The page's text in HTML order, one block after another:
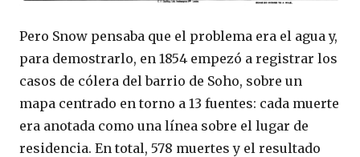
Pero Snow pensaba que el problema era el agua y,
para demostrarlo, en 1854 empezó a registrar los
casos de cólera del barrio de Soho, sobre un
mapa centrado en torno a 13 fuentes: cada muerte
era anotada como una línea sobre el lugar de
residencia. En total, 578 muertes y el resultado